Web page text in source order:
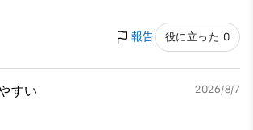
報告 役に立った 0
すい 2026/8/7